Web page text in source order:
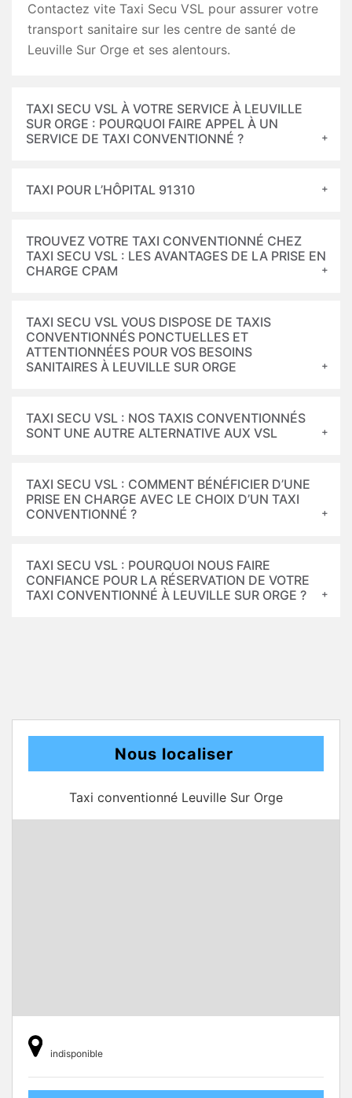
Contactez vite Taxi Secu VSL pour assurer votre
transport sanitaire sur les centre de santé de
Leuville Sur Orge et ses alentours.
TAXI SECU VSL À VOTRE SERVICE À LEUVILLE
SUR ORGE : POURQUOI FAIRE APPEL À UN
SERVICE DE TAXI CONVENTIONNÉ ?
TAXI POUR L’HÔPITAL 91310
TROUVEZ VOTRE TAXI CONVENTIONNÉ CHEZ
TAXI SECU VSL : LES AVANTAGES DE LA PRISE EN
CHARGE CPAM
TAXI SECU VSL VOUS DISPOSE DE TAXIS
CONVENTIONNÉS PONCTUELLES ET
ATTENTIONNÉES POUR VOS BESOINS
SANITAIRES À LEUVILLE SUR ORGE
TAXI SECU VSL : NOS TAXIS CONVENTIONNÉS
SONT UNE AUTRE ALTERNATIVE AUX VSL
TAXI SECU VSL : COMMENT BÉNÉFICIER D’UNE
PRISE EN CHARGE AVEC LE CHOIX D’UN TAXI
CONVENTIONNÉ ?
TAXI SECU VSL : POURQUOI NOUS FAIRE
CONFIANCE POUR LA RÉSERVATION DE VOTRE
TAXI CONVENTIONNÉ À LEUVILLE SUR ORGE ?
Nous localiser
Taxi conventionné Leuville Sur Orge
indisponible